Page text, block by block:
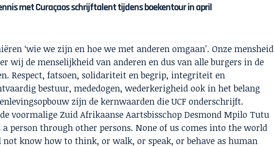
met Curaçaos schrijftalent tijdens boekentour in april
‘wie we zijn en hoe we met anderen omgaan’. Onze mensheid
wij de menselijkheid van anderen en dus van alle burgers in de
Respect, fatsoen, solidariteit en begrip, integriteit en
bestuur, mededogen, wederkerigheid ook in het belang
zijn de kernwaarden die UCF onderschrijft.
voormalige Zuid Afrikaanse Aartsbisschop Desmond Mpilo Tutu
a person through other persons. None of us comes into the world
know how to think, or walk, or speak, or behave as human